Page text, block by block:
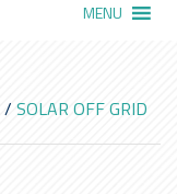
MENU
/ SOLAR OFF GRID